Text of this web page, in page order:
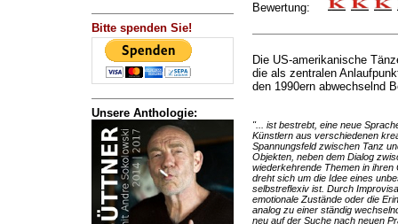
Bitte spenden Sie!
Unsere Anthologie:
Bewertung:
Die US-amerikanische
die als zentralen
den 1990ern abwechselnd
"... ist bestrebt, eine neue
Künstlern aus verschiedenen
Spannungsfeld zwischen Tanz
Objekten, neben dem Dialog
wiederkehrende Themen in
dreht sich um die Idee eines
selbstreflexiv ist. Durch
emotionale Zustände oder die
analog zu einer ständig
neu auf der Suche nach neuen